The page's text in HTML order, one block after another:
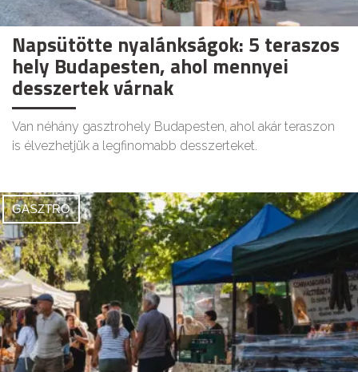
Napsütötte nyalánkságok: 5 teraszos
hely Budapesten, ahol mennyei
desszertek várnak
Van néhány gasztrohely Budapesten, ahol akár teraszon
is élvezhetjük a legfinomabb desszerteket.
GASZTRO